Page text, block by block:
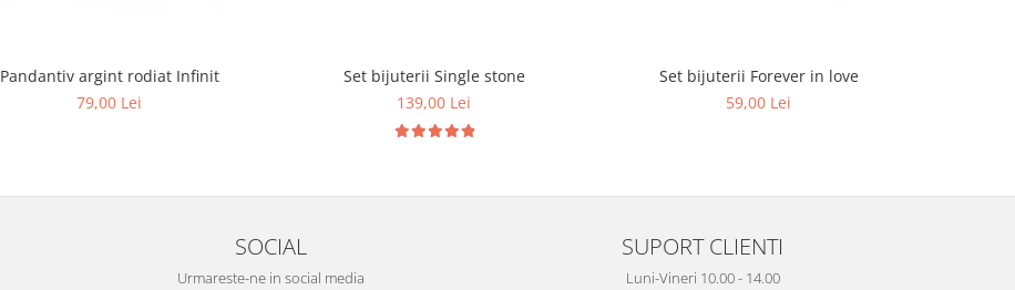
Pandantiv argint rodiat Infinit
79,00 Lei
Set bijuterii Single stone
139,00 Lei
Set bijuterii Forever in love
59,00 Lei
SOCIAL
Urmareste-ne in social media
SUPORT CLIENTI
Luni-Vineri 10.00 - 14.00